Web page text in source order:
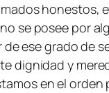
honestos,
se posee por
ese grado de
dignidad y
en el